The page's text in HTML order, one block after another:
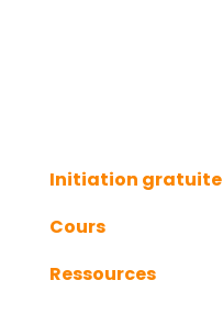
Initiation gratuite
Cours
Ressources